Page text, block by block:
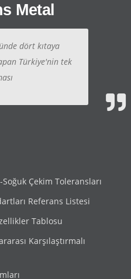
Metal
dört kıtaya
Türkiye'nin tek
Soğuk Çekim Toleransları
Referans Listesi
Tablosu
Karşılaştırmalı